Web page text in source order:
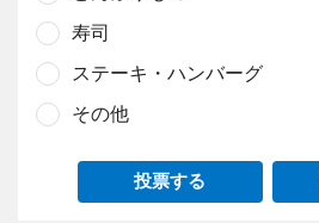
寿司
ステーキ・ハンバーグ
その他
投票する